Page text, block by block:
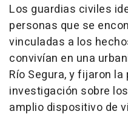
Los guardias civiles
personas que se
vinculadas a los
convivían en una
Río Segura, y fijaron
investigación sobre
amplio dispositivo de